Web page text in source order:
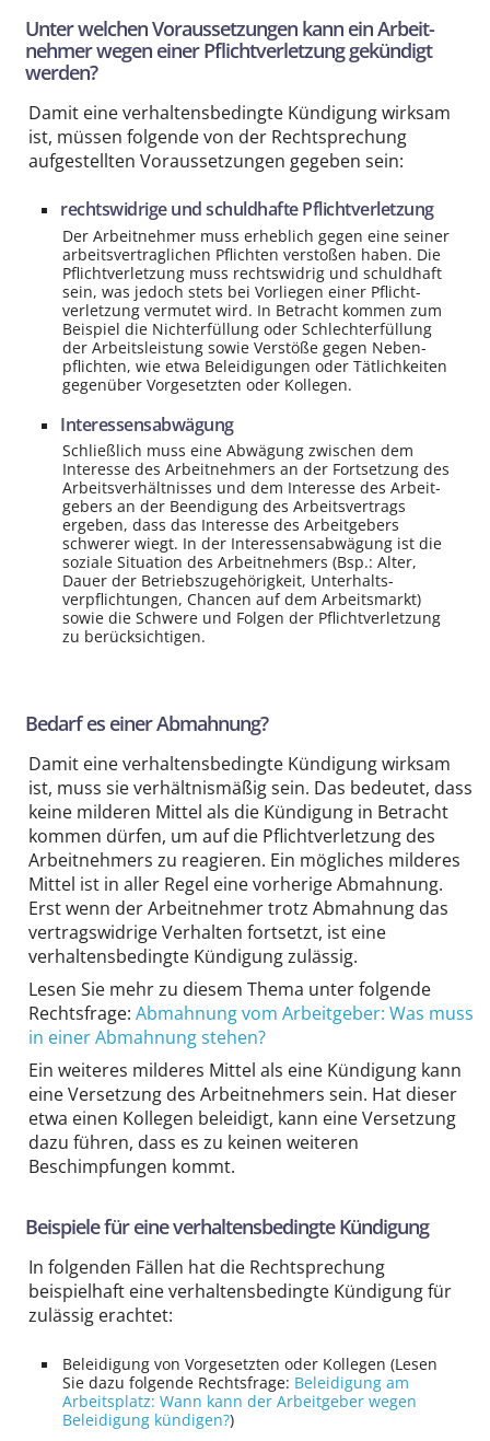
Unter welchen Voraus­setzungen kann ein Arbeit­
nehmer wegen einer Pflicht­verletzung gekündigt
werden?
Damit eine verhaltensbedingte Kündigung wirksam
ist, müssen folgende von der Rechtsprechung
aufgestellten Voraus­setzungen gegeben sein:
rechts­widrige und schuldhafte Pflicht­verletzung
Der Arbeit­nehmer muss erheblich gegen eine seiner
arbeits­vertraglichen Pflichten verstoßen haben. Die
Pflicht­verletzung muss rechts­widrig und schuldhaft
sein, was jedoch stets bei Vorliegen einer Pflicht­
verletzung vermutet wird. In Betracht kommen zum
Beispiel die Nicht­erfüllung oder Schlecht­erfüllung
der Arbeits­leistung sowie Verstöße gegen Neben­
pflichten, wie etwa Beleidigungen oder Tätlich­keiten
gegenüber Vor­gesetzten oder Kollegen.
Interessens­abwägung
Schließlich muss eine Abwägung zwischen dem
Interesse des Arbeit­nehmers an der Fortsetzung des
Arbeits­verhältnisses und dem Interesse des Arbeit­
gebers an der Beendigung des Arbeits­vertrags
ergeben, dass das Interesse des Arbeit­gebers
schwerer wiegt. In der Interessens­abwägung ist die
soziale Situation des Arbeit­nehmers (Bsp.: Alter,
Dauer der Betriebs­zugehörigkeit, Unterhalts­
verpflichtungen, Chancen auf dem Arbeits­markt)
sowie die Schwere und Folgen der Pflicht­verletzung
zu berücksichtigen.
Bedarf es einer Abmahnung?
Damit eine verhaltensbedingte Kündigung wirksam
ist, muss sie verhältnismäßig sein. Das bedeutet, dass
keine milderen Mittel als die Kündigung in Betracht
kommen dürfen, um auf die Pflicht­verletzung des
Arbeit­nehmers zu reagieren. Ein mögliches milderes
Mittel ist in aller Regel eine vorherige Abmahnung.
Erst wenn der Arbeit­nehmer trotz Abmahnung das
vertrags­widrige Verhalten fortsetzt, ist eine
verhaltensbedingte Kündigung zulässig.
Lesen Sie mehr zu diesem Thema unter folgende
Rechtsfrage:Abmahnung vom Arbeitgeber: Was muss
in einer Abmahnung stehen?
Ein weiteres milderes Mittel als eine Kündigung kann
eine Versetzung des Arbeit­nehmers sein. Hat dieser
etwa einen Kollegen beleidigt, kann eine Versetzung
dazu führen, dass es zu keinen weiteren
Beschimpfungen kommt.
Beispiele für eine verhaltensbedingte Kündigung
In folgenden Fällen hat die Rechtsprechung
beispielhaft eine verhaltensbedingte Kündigung für
zulässig erachtet:
Beleidigung von Vor­gesetzten oder Kollegen (Lesen
Sie dazu folgende Rechtsfrage: Beleidigung am
Arbeitsplatz: Wann kann der Arbeitgeber wegen
Beleidigung kündigen?)